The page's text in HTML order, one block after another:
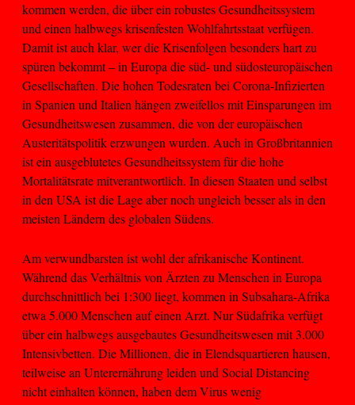
kommen werden, die über ein robustes Gesundheitssystem
und einen halbwegs krisenfesten Wohlfahrtsstaat verfügen.
Damit ist auch klar, wer die Krisenfolgen besonders hart zu
spüren bekommt – in Europa die süd- und südosteuropäischen
Gesellschaften. Die hohen Todesraten bei Corona-Infizierten
in Spanien und Italien hängen zweifellos mit Einsparungen im
Gesundheitswesen zusammen, die von der europäischen
Austeritätspolitik erzwungen wurden. Auch in Großbritannien
ist ein ausgeblutetes Gesundheitssystem für die hohe
Mortalitätsrate mitverantwortlich. In diesen Staaten und selbst
in den USA ist die Lage aber noch ungleich besser als in den
meisten Ländern des globalen Südens.
Am verwundbarsten ist wohl der afrikanische Kontinent.
Während das Verhältnis von Ärzten zu Menschen in Europa
durchschnittlich bei 1:300 liegt, kommen in Subsahara-Afrika
etwa 5.000 Menschen auf einen Arzt. Nur Südafrika verfügt
über ein halbwegs ausgebautes Gesundheitswesen mit 3.000
Intensivbetten. Die Millionen, die in Elendsquartieren hausen,
teilweise an Unterernährung leiden und Social Distancing
nicht einhalten können, haben dem Virus wenig